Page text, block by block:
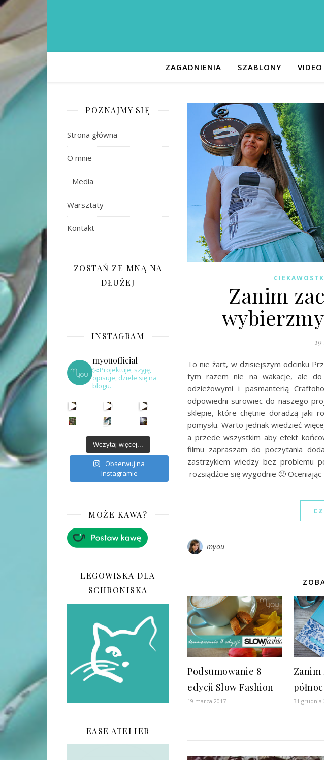
ZAGADNIENIA SZABLONY VIDEO
POZNAJMY SIĘ
Strona główna
O mnie
Media
Warsztaty
Kontakt
ZOSTAŃ ZE MNĄ NA
DŁUŻEJ
INSTAGRAM
myouofficial
✂️Projektuje, szyję,
opisuje, dziele się na
blogu.
Wczytaj więcej...
Obserwuj na
Instagramie
MOŻE KAWA?
LEGOWISKA DLA
SCHRONISKA
EASE ATELIER
Zanim
To nie żart, w dzisiejszym odcinku
tym razem nie na wakacje, ale do
odzieżowymi i pasmanterią
odpowiedni surowiec do naszego
sklepie, które chętnie doradzą jaki
pomysłu. Warto jednak wiedzieć
a przede wszystkim aby efekt
filmu zapraszam do poczytania
zastrzykiem wiedzy bez problemu
rozsiądźcie się wygodnie 🙂
myou
Podsumowanie 8
edycji Slow Fashion
19 marca 2017
Zanim
północ
31 grudnia